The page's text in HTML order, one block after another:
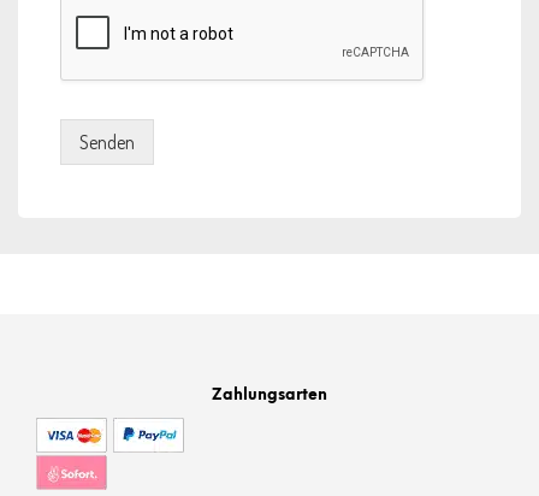
Senden
Zahlungsarten